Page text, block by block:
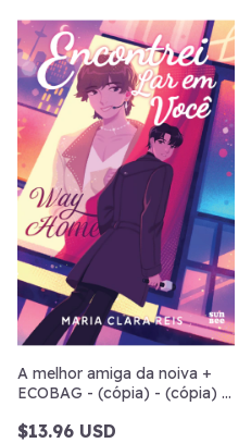
A melhor amiga da noiva +
ECOBAG - (cópia) - (cópia) -
$13.96 USD